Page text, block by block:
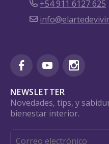
+54 911 6127 625
NEWSLETTER
Novedades, tips, y
bienestar interior.